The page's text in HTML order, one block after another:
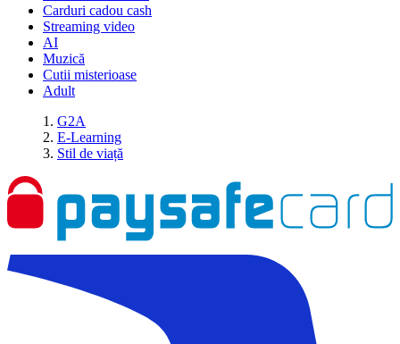
Carduri cadou cash
Streaming video
AI
Muzică
Cutii misterioase
Adult
G2A
E-Learning
Stil de viață